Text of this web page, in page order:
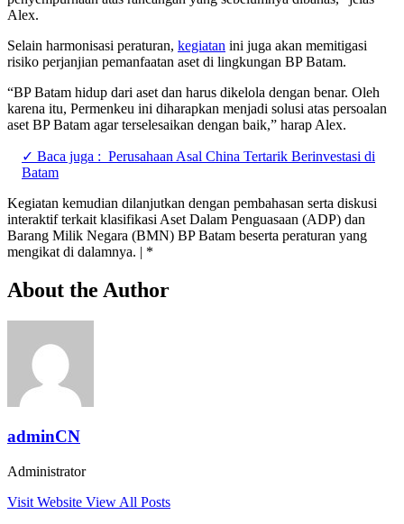
Alex.
Selain harmonisasi peraturan, kegiatan ini juga akan memitigasi
risiko perjanjian pemanfaatan aset di lingkungan BP Batam.
“BP Batam hidup dari aset dan harus dikelola dengan benar. Oleh
karena itu, Permenkeu ini diharapkan menjadi solusi atas persoalan
aset BP Batam agar terselesaikan dengan baik,” harap Alex.
✓ Baca juga : Perusahaan Asal China Tertarik Berinvestasi di
Batam
Kegiatan kemudian dilanjutkan dengan pembahasan serta diskusi
interaktif terkait klasifikasi Aset Dalam Penguasaan (ADP) dan
Barang Milik Negara (BMN) BP Batam beserta peraturan yang
mengikat di dalamnya. | *
About the Author
adminCN
Administrator
Visit Website View All Posts